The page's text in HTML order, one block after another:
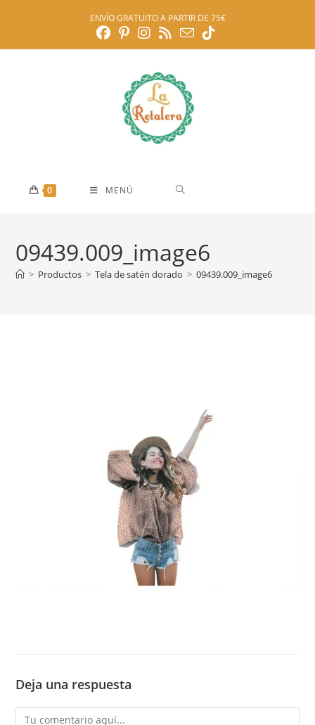
ENVÍO GRATUITO A PARTIR DE 75€
0 MENÚ
09439.009_image6
> Productos > Tela de satén dorado > 09439.009_image6
Deja una respuesta
Comentario